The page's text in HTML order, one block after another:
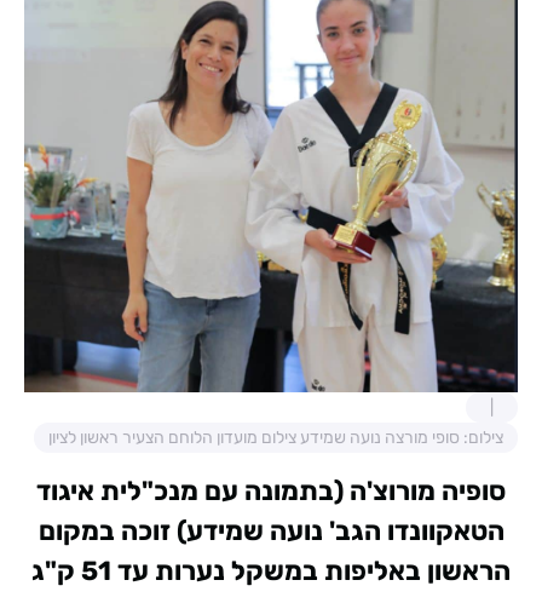
צילום: סופי מורצה נועה שמידע צילום מועדון הלוחם הצעיר ראשון לציון
סופיה מורוצ'ה (בתמונה עם מנכ"לית איגוד
הטאקוונדו הגב' נועה שמידע) זוכה במקום
הראשון באליפות במשקל נערות עד 51 ק"ג